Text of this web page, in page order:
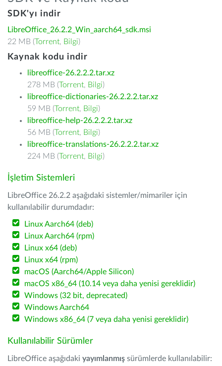
SDK'yı indir
LibreOffice_26.2.2_Win_aarch64_sdk.msi
22 MB (Torrent, Bilgi)
Kaynak kodu indir
libreoffice-26.2.2.2.tar.xz
278 MB (Torrent, Bilgi)
libreoffice-dictionaries-26.2.2.2.tar.xz
59 MB (Torrent, Bilgi)
libreoffice-help-26.2.2.2.tar.xz
56 MB (Torrent, Bilgi)
libreoffice-translations-26.2.2.2.tar.xz
224 MB (Torrent, Bilgi)
İşletim Sistemleri
LibreOffice 26.2.2 aşağıdaki sistemler/mimariler için
kullanılabilir durumdadır:
Linux Aarch64 (deb)
Linux Aarch64 (rpm)
Linux x64 (deb)
Linux x64 (rpm)
macOS (Aarch64/Apple Silicon)
macOS x86_64 (10.14 veya daha yenisi gereklidir)
Windows (32 bit, deprecated)
Windows Aarch64
Windows x86_64 (7 veya daha yenisi gereklidir)
Kullanılabilir Sürümler
LibreOffice aşağıdaki yayımlanmış sürümlerde kullanılabilir: